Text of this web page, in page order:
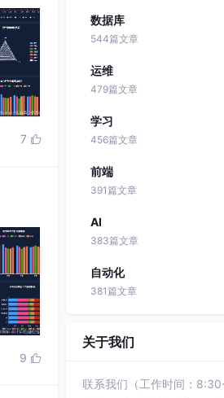
7 
9 
数据库
544篇文章
运维
479篇文章
学习
456篇文章
前端
391篇文章
AI
383篇文章
自动化
381篇文章
关于我们
联系我们（工作时间：